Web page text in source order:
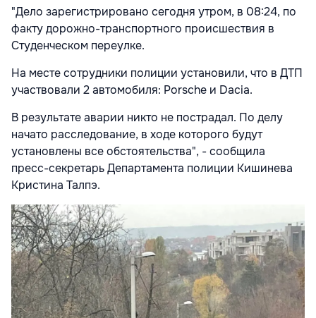
"Дело зарегистрировано сегодня утром, в 08:24, по
факту дорожно-транспортного происшествия в
Студенческом переулке.
На месте сотрудники полиции установили, что в ДТП
участвовали 2 автомобиля: Porsche и Dacia.
В результате аварии никто не пострадал. По делу
начато расследование, в ходе которого будут
установлены все обстоятельства", - сообщила
пресс-секретарь Департамента полиции Кишинева
Кристина Талпэ.